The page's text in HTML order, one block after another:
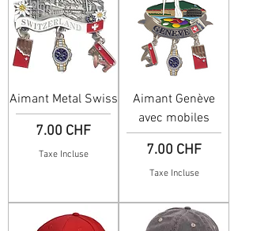
Aimant Metal Swiss
Prix
7.00 CHF
Taxe Incluse
Aimant Genève
avec mobiles
Prix
7.00 CHF
Taxe Incluse